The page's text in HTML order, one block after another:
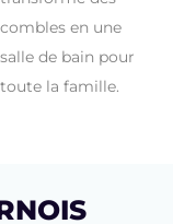
combles en une
salle de bain pour
toute la famille.